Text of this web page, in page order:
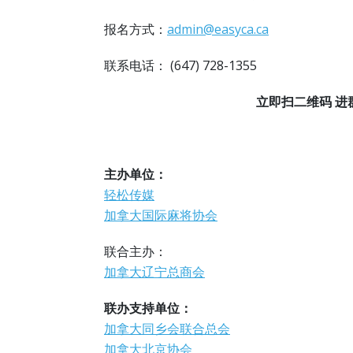
报名方式： admin@easyca.ca
联系电话： (647) 728-1355
立即扫二维码 进
主办单位：
轻松传媒
加拿大国际麻将协会
联合主办：
加拿大辽宁总商会
联办支持单位：
加拿大同乡会联合总会
加拿大北京协会